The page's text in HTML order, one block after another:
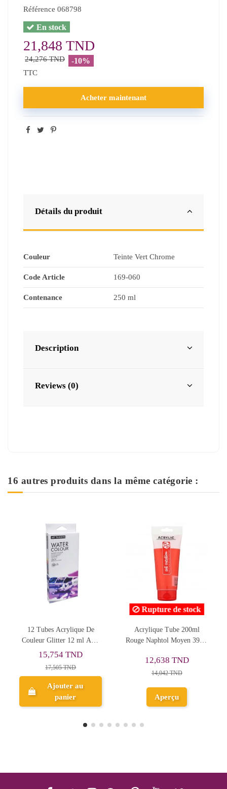
Référence 068798
En stock
21,848 TND
24,276 TND -10%
TTC
Acheter maintenant
Détails du produit
Couleur Teinte Vert Chrome
Code Article 169-060
Contenance 250 ml
Description
Reviews (0)
16 autres produits dans la même catégorie :
ml ART
Acrylique Tube 200ml
Rouge Naphtol Moyen 396 -
Art Creation
12,638 TND
Tube Peinture
Fine Studio 100ml,